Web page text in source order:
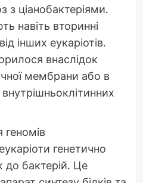
з ціанобактеріями.
навіть вторинні
інших еукаріотів.
внаслідок
мембрани або в
геномів
генетично
до бактерій. Це